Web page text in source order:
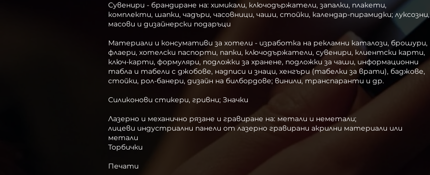
Сувенири - брандиране на: химикали, ключодържатели, запалки, плакети,
комплекти, шапки, чадъри, часовници, чаши, стойки, календар-пирамидки; луксозни,
масови и дизайнерски подаръци
Материали и консумативи за хотели - изработка на рекламни каталози, брошури,
флаери, хотелски паспорти, папки, ключодържатели, сувенири, клиентски карти,
ключ-карти, формуляри, подложки за хранене, подложки за чаши, информационни
табла и табели с джобове, надписи и знаци, хенгъри (табелки за врати), баджове,
стойки, рол-банери, дизайн на билбордове; винили, транспаранти и др.
Силиконови стикери, гривни; Значки
Лазерно и механично рязане и гравиране на: метали и неметали;
лицеви индустриални панели от лазерно гравирани акрилни материали или
метали
Торбички
Печати